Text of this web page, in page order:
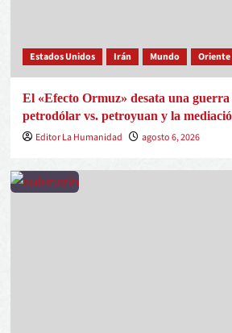
Estados Unidos Irán Mundo Oriente
El «Efecto Ormuz» desata una guerra
petrodólar vs. petroyuan y la
Editor La Humanidad
agosto 6, 2026